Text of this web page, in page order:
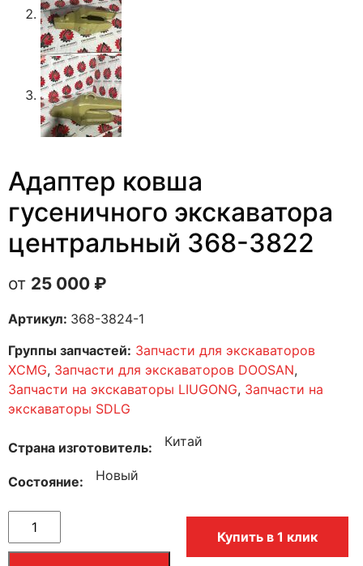
Адаптер ковша
гусеничного экскаватора
центральный 368-3822
25 000 ₽
Артикул: 368-3824-1
Группы запчастей: Запчасти для экскаваторов
XCMG, Запчасти для экскаваторов DOOSAN,
Запчасти на экскаваторы LIUGONG, Запчасти на
экскаваторы SDLG
Страна изготовитель Китай
Состояние Новый
Купить в 1 клик